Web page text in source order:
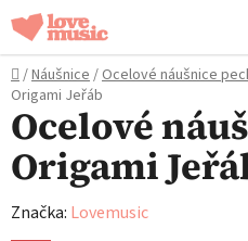
Přejít
na
obsah
Domů
/Náušnice/Ocelové náušnice
Origami Jeřáb
Ocelové
Origami
Značka: Lovemusic